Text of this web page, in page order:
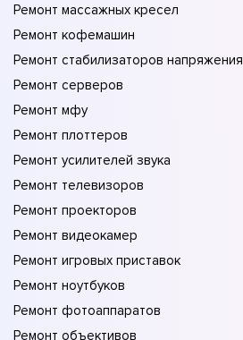
Ремонт массажных кресел
Ремонт кофемашин
Ремонт стабилизаторов напряжения
Ремонт серверов
Ремонт мфу
Ремонт плоттеров
Ремонт усилителей звука
Ремонт телевизоров
Ремонт проекторов
Ремонт видеокамер
Ремонт игровых приставок
Ремонт ноутбуков
Ремонт фотоаппаратов
Ремонт объективов